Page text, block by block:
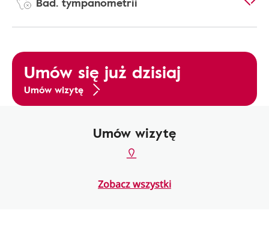
Umów się już dzisiaj
Umów wizytę
Umów wizytę
Zobacz wszystki